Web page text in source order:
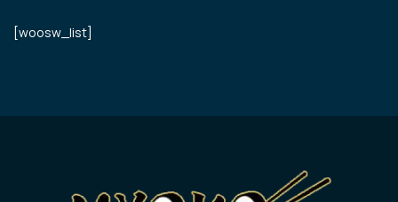
[woosw_list]